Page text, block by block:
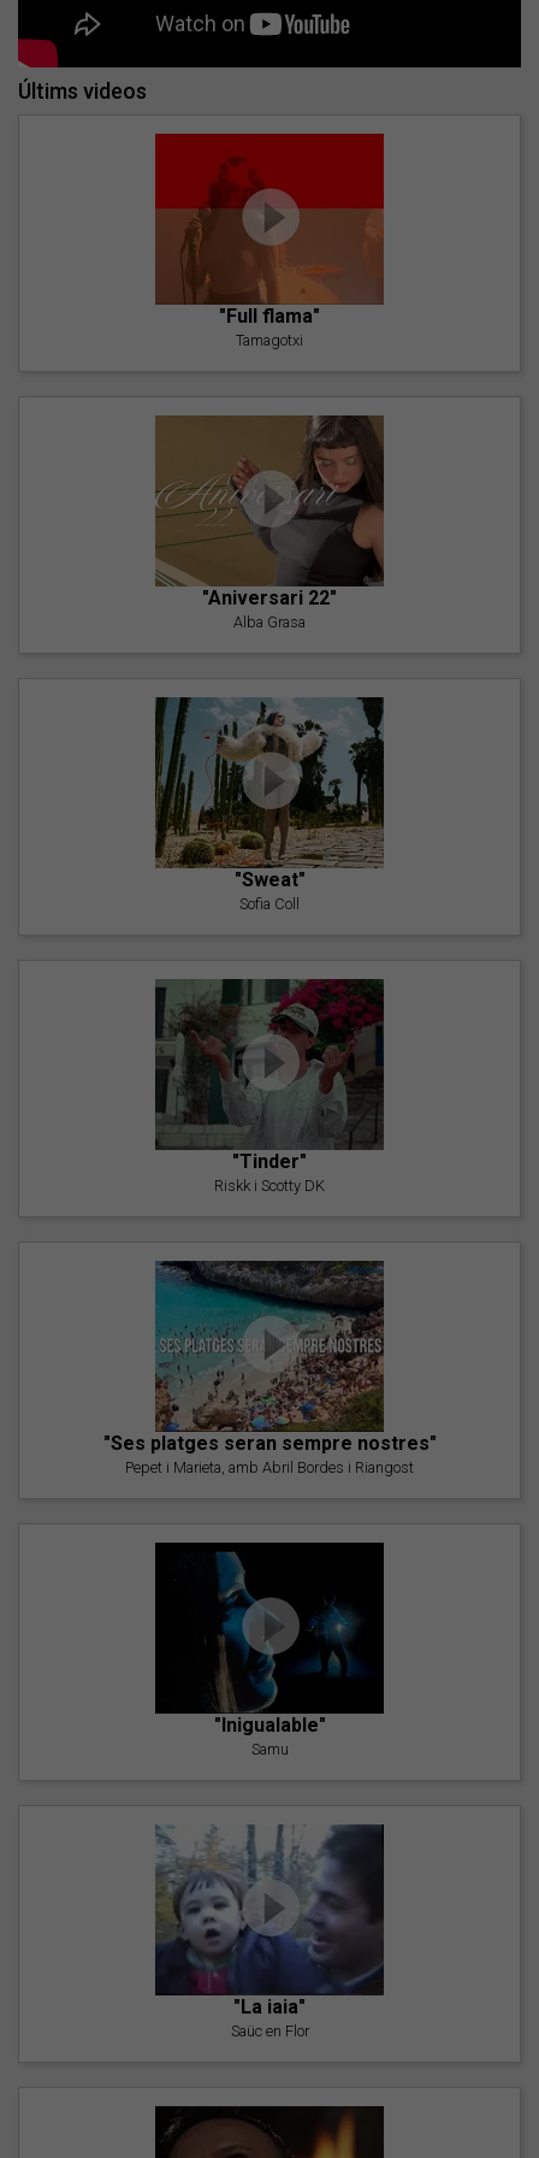
Últims videos
"Full flama"
Tamagotxi
"Aniversari 22"
Alba Grasa
"Sweat"
Sofia Coll
"Tinder"
Riskk i Scotty DK
"Ses platges seran sempre nostres"
Pepet i Marieta, amb Abril Bordes i Riangost
"Inigualable"
Samu
"La iaia"
Saüc en Flor